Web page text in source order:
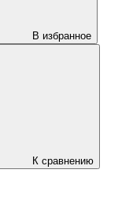
В избранное
К сравнению